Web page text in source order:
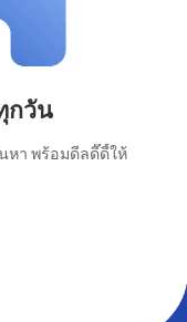
กวัน
หา พร้อมดีลดี๊ดี้ให้